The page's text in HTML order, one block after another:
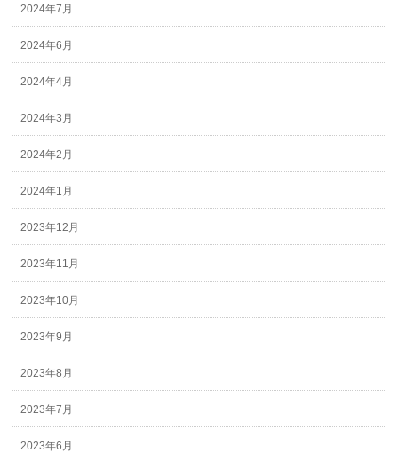
2024年7月
2024年6月
2024年4月
2024年3月
2024年2月
2024年1月
2023年12月
2023年11月
2023年10月
2023年9月
2023年8月
2023年7月
2023年6月